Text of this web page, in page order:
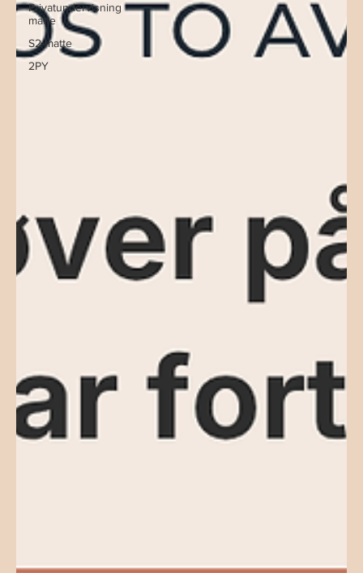
Privatundervisning
matte
S2-matte
2PY